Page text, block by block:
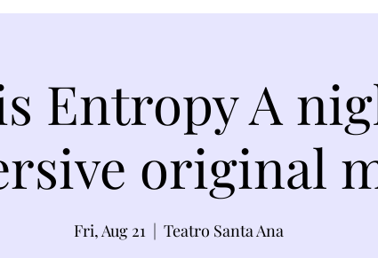
Entropy A
original
Fri, Aug 21
  |
Teatro Santa Ana